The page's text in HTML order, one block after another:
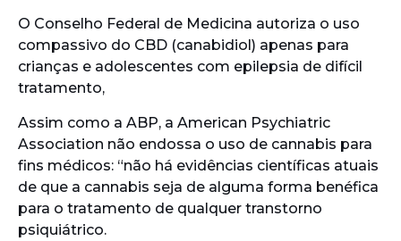
O Conselho Federal de Medicina autoriza o uso
compassivo do CBD (canabidiol) apenas para
crianças e adolescentes com epilepsia de difícil
tratamento,
Assim como a ABP, a American Psychiatric
Association não endossa o uso de cannabis para
fins médicos: “não há evidências científicas atuais
de que a cannabis seja de alguma forma benéfica
para o tratamento de qualquer transtorno
psiquiátrico.